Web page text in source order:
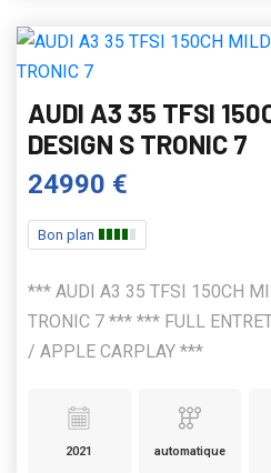
AUDI A3 35 TFSI
DESIGN S TRONIC 7
24990 €
Bon plan
*** AUDI A3 35 TFSI 150CH
TRONIC 7 *** *** FULL
/ APPLE CARPLAY ***
2021 automatique